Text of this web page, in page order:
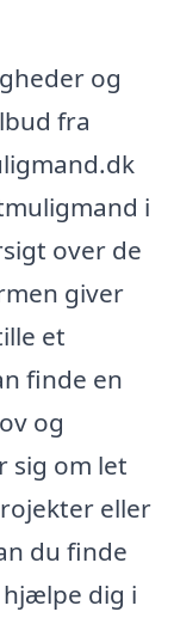
og
fra
i
over de
giver
et
finde en
og
sig om let
eller
du finde
dig i